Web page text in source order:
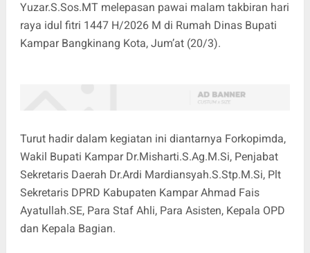
Yuzar.S.Sos.MT melepasan pawai malam takbiran hari
raya idul fitri 1447 H/2026 M di Rumah Dinas Bupati
Kampar Bangkinang Kota, Jum’at (20/3).
Turut hadir dalam kegiatan ini diantarnya Forkopimda,
Wakil Bupati Kampar Dr.Misharti.S.Ag.M.Si, Penjabat
Sekretaris Daerah Dr.Ardi Mardiansyah.S.Stp.M.Si, Plt
Sekretaris DPRD Kabupaten Kampar Ahmad Fais
Ayatullah.SE, Para Staf Ahli, Para Asisten, Kepala OPD
dan Kepala Bagian.